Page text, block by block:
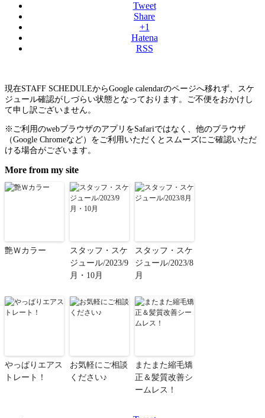
Tweet
Share
+1
Hatena
RSS
現在STAFF SCHEDULEからGoogle calendarのページへ移れず、スケ
ジュール確認がしづらい状態となっております。ご不便をおかけし
て申し訳ございません。
※ご利用のwebブラウザのアプリをSafariではなく、他のブラウザ
（Google Chromeなど）をご利用いただくとスムーズにご確認いただ
ける場合がございます。
More from my site
艶Ｗカラー
スタッフ・スケ
ジュール/2023/9
月・10月
スタッフ・スケ
ジュール/2023/8
月
やっぱりエアス
トレート！
お気軽にご相談
ください♪
またまた縮毛矯
正＆髪質改善シ
ームレス！